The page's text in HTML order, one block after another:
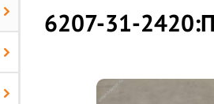
6207-31-